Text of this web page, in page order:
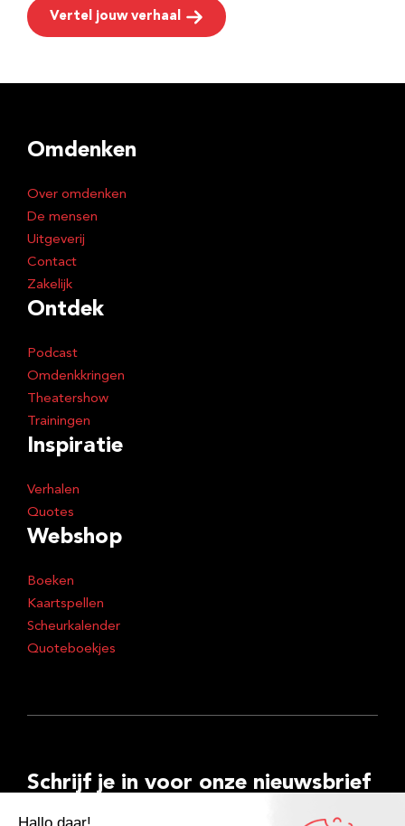
Vertel jouw verhaal
Omdenken
Over omdenken
De mensen
Uitgeverij
Contact
Zakelijk
Ontdek
Podcast
Omdenkkringen
Theatershow
Trainingen
Inspiratie
Verhalen
Quotes
Webshop
Boeken
Kaartspellen
Scheurkalender
Quoteboekjes
Schrijf je in voor onze nieuwsbrief